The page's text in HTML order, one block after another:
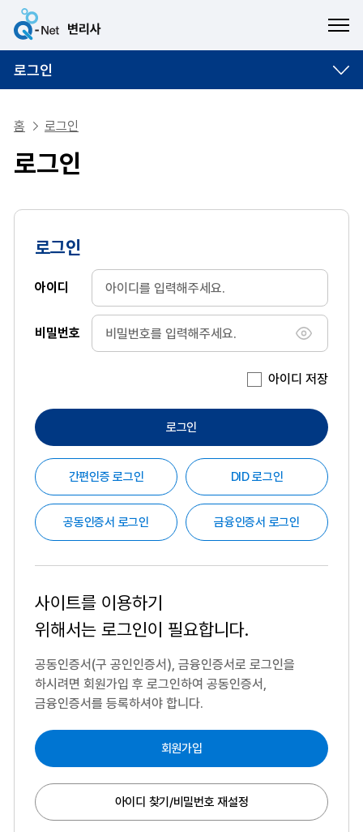
로그인
홈 로그인
로그인
로그인
아이디
비밀번호
비밀번호
아이디 저장
로그인
간편인증 로그인 DID 로그인
공동인증서 로그인 금융인증서 로그인
사이트를 이용하기
위해서는 로그인이 필요합니다.
공동인증서(구 공인인증서), 금융인증서로 로그인을
하시려면 회원가입 후 로그인하여 공동인증서,
금융인증서를 등록하셔야 합니다.
회원가입
아이디 찾기/비밀번호 재설정